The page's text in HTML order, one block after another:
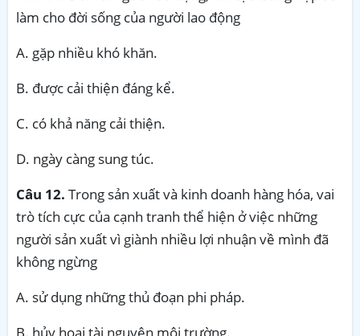
làm cho đời sống của người lao động
A. gặp nhiều khó khăn.
B. được cải thiện đáng kể.
C. có khả năng cải thiện.
D. ngày càng sung túc.
Câu 12. Trong sản xuất và kinh doanh hàng hóa, vai
trò tích cực của cạnh tranh thể hiện ở việc những
người sản xuất vì giành nhiều lợi nhuận về mình đã
không ngừng
A. sử dụng những thủ đoạn phi pháp.
B. hủy hoại tài nguyên môi trường.